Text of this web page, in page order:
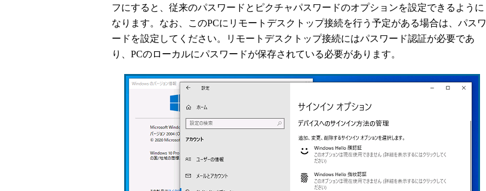
フにすると、従来のパスワードとピクチャパスワードのオプションを設定できるように
なります。なお、このPCにリモートデスクトップ接続を行う予定がある場合は、パスワ
ードを設定してください。リモートデスクトップ接続にはパスワード認証が必要であ
り、PCのローカルにパスワードが保存されている必要があります。